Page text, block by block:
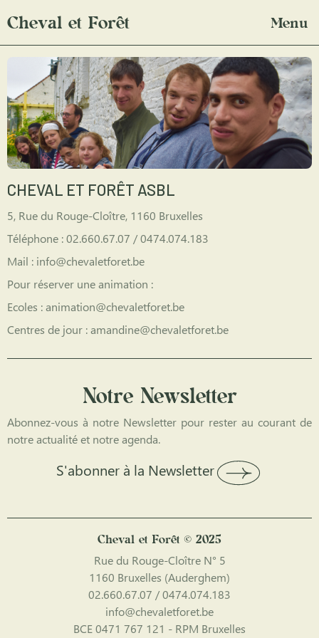
Cheval et Forêt Menu
CHEVAL ET FORÊT ASBL
5, Rue du Rouge-Cloître, 1160 Bruxelles
Téléphone : 02.660.67.07 / 0474.074.183
Mail : info@chevaletforet.be
Pour réserver une animation :
Ecoles : animation@chevaletforet.be
Centres de jour : amandine@chevaletforet.be
Notre Newsletter
Abonnez-vous à notre Newsletter pour rester au courant de
notre actualité et notre agenda.
S'abonner à la Newsletter
Cheval et Forêt © 2025
Rue du Rouge-Cloître N° 5
1160 Bruxelles (Auderghem)
02.660.67.07 / 0474.074.183
info@chevaletforet.be
BCE 0471 767 121 - RPM Bruxelles